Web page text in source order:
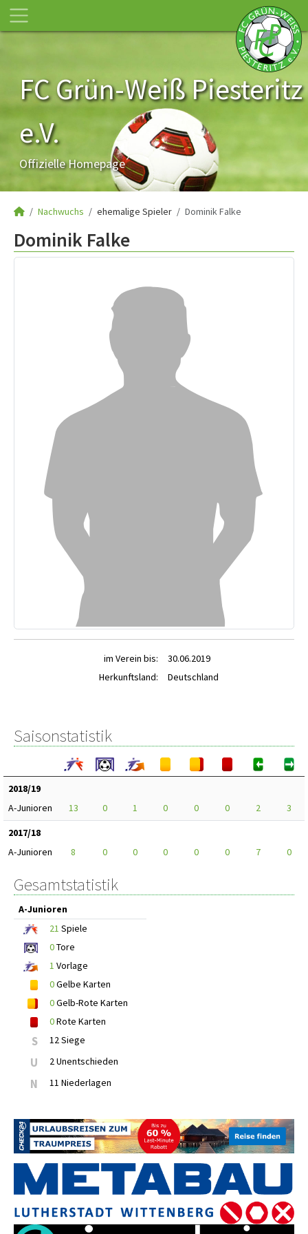
FC Grün-Weiß Piesteritz
e.V.
Offizielle Homepage
Nachwuchs ehemalige Spieler Dominik Falke
Dominik Falke
im Verein bis:
30.06.2019
Herkunftsland:
Deutschland
Saisonstatistik
2018/19
A-Junioren
13 0 1 0 0 0 2
3
2017/18
A-Junioren
8 0 0 0 0 0 7 0
Gesamtstatistik
A-Junioren
21 Spiele
0Tore
1 Vorlage
0Gelbe Karten
0Gelb-Rote Karten
0Rote Karten
S 12 Siege
U 2 Unentschieden
N 11 Niederlagen